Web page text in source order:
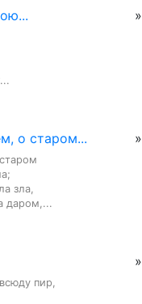
»
о старом...
зла,
даром,...
»
пир,
»